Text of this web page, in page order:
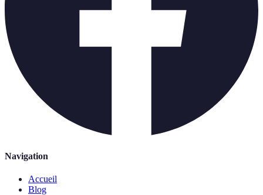
Navigation
Accueil
Blog